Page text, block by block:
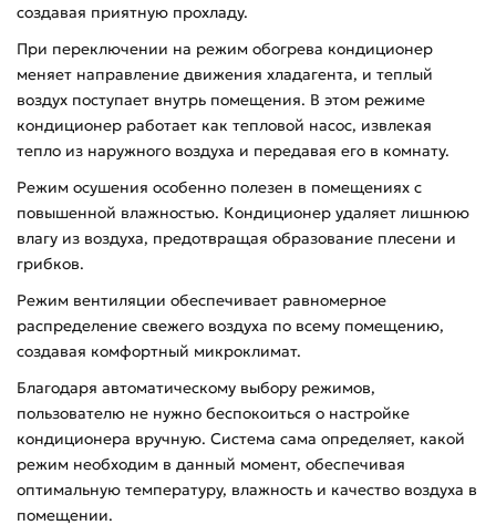
создавая приятную прохладу.
При переключении на режим обогрева кондиционер
меняет направление движения хладагента, и теплый
воздух поступает внутрь помещения. В этом режиме
кондиционер работает как тепловой насос, извлекая
тепло из наружного воздуха и передавая его в комнату.
Режим осушения особенно полезен в помещениях с
повышенной влажностью. Кондиционер удаляет лишнюю
влагу из воздуха, предотвращая образование плесени и
грибков.
Режим вентиляции обеспечивает равномерное
распределение свежего воздуха по всему помещению,
создавая комфортный микроклимат.
Благодаря автоматическому выбору режимов,
пользователю не нужно беспокоиться о настройке
кондиционера вручную. Система сама определяет, какой
режим необходим в данный момент, обеспечивая
оптимальную температуру, влажность и качество воздуха в
помещении.